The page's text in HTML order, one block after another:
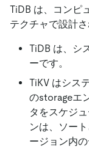
TiDB は、コンピ
テクチャで設計さ
TiDB は、シ
ーです。
TiKV はシス
のstorageエ
タをスケジ
ンは、ソー
ージョン内